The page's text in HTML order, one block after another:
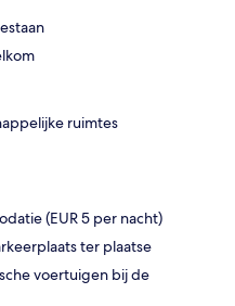
ruimtes
(EUR 5 per nacht)
ter plaatse
voertuigen bij de